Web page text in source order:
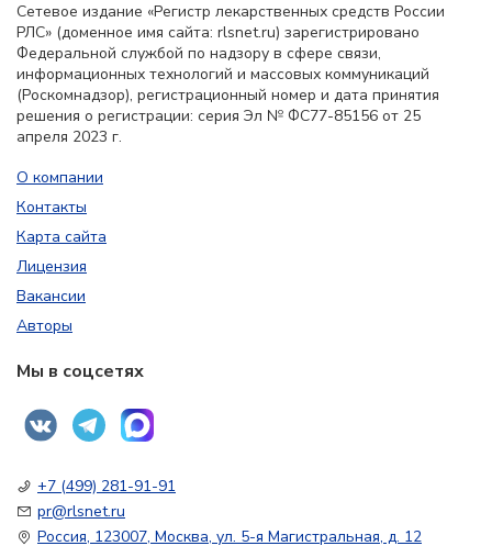
Сетевое издание «Регистр лекарственных средств России
РЛС» (доменное имя сайта: rlsnet.ru) зарегистрировано
Федеральной службой по надзору в сфере связи,
информационных технологий и массовых коммуникаций
(Роскомнадзор), регистрационный номер и дата принятия
решения о регистрации: серия Эл № ФС77-85156 от 25
апреля 2023 г.
О компании
Контакты
Карта сайта
Лицензия
Вакансии
Авторы
Мы в соцсетях
+7 (499) 281-91-91
pr@rlsnet.ru
Россия, 123007, Москва, ул. 5-я Магистральная, д. 12